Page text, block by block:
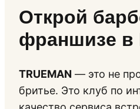
Открой
франшизе в
TRUEMAN — это не
бритье. Это клуб по